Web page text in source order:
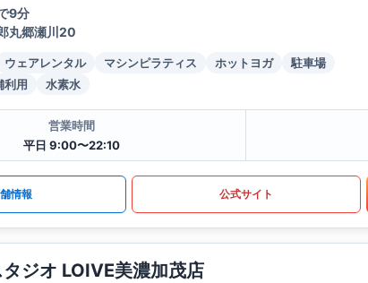
9分
丸郷瀬川20
ウェアレンタル マシンピラティス ホットヨガ
駐車場
利用 水素水
営業時間
平日 9:00〜22:10
情報 公式サイト
ジオ LOIVE美濃加茂店